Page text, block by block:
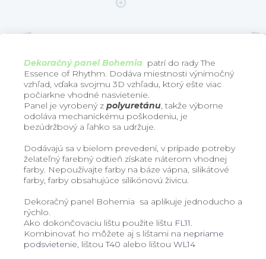
Dekoračný panel Bohemia patrí do radyThe
Essence of Rhythm. Dodáva miestnosti výnimočný
vzhľad, vďaka svojmu 3D vzhľadu, ktorý ešte viac
počiarkne vhodné nasvietenie.
Panel je vyrobený z polyuretánu, takže výborne
odoláva mechanickému poškodeniu, je
bezúdržbový a ľahko sa udržuje.
Dodávajú sa v bielom prevedení, v prípade potreby
želateľný farebný odtieň získate náterom vhodnej
farby. Nepoužívajte farby na báze vápna, silikátové
farby, farby obsahujúce silikónovú živicu.
Dekoračný panel Bohemia sa aplikuje jednoducho a
rýchlo.
Ako dokončovaciu lištu použite lištu FL11.
Kombinovať ho môžete aj s lištami na nepriame
podsvietenie, lištouT40 alebo lištou WL14